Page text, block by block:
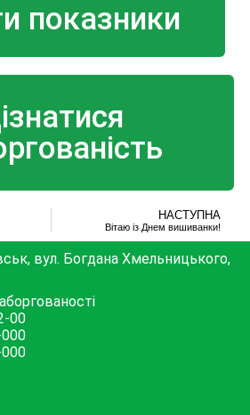
показники
НАСТУПНА
Вітаю із Днем вишиванки!
вул. Богдана Хмельницького,
00